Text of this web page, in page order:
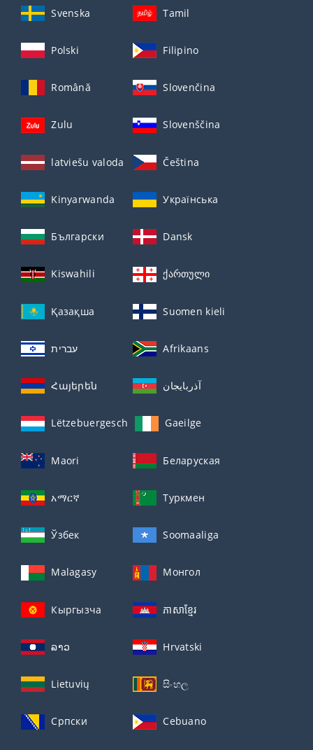
Svenska Tamil
Polski Filipino
Română Slovenčina
Zulu Slovenščina
latviešu valoda Čeština
Kinyarwanda Українська
Български Dansk
Kiswahili ქართული
Қазақша Suomen kieli
עברית Afrikaans
Հայերեն آذربايجان
Lëtzebuergesch Gaeilge
Maori Беларуская
አማርኛ Туркмен
Ўзбек Soomaaliga
Malagasy Монгол
Кыргызча ភាសាខ្មែរ
ລາວ Hrvatski
Lietuvių සිංහල
Српски Cebuano